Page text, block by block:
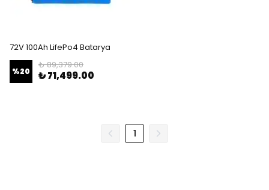
72V 100Ah LifePo4 Batarya
%20
₺ 89,379.00
₺ 71,499.00
1